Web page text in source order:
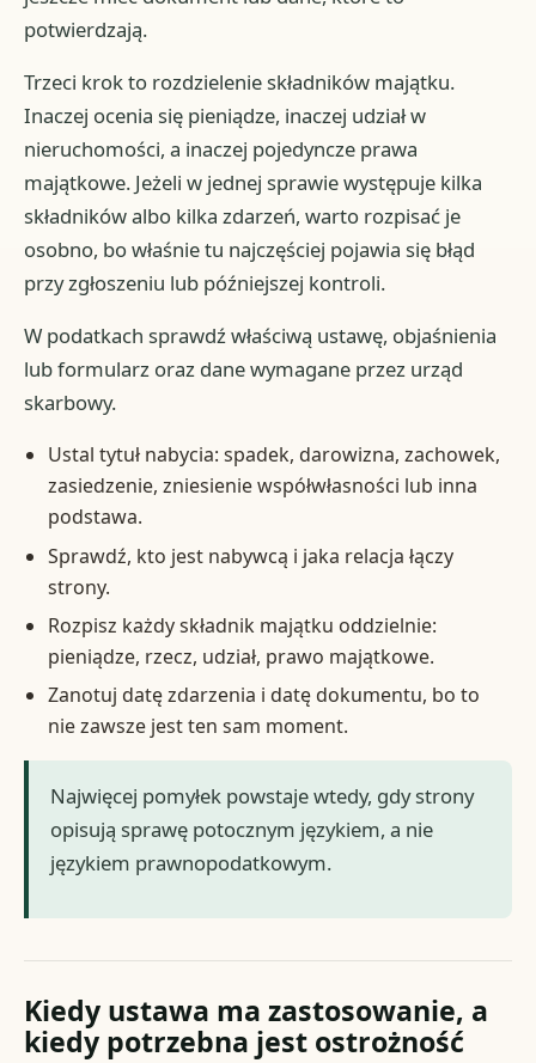
potwierdzają.
Trzeci krok to rozdzielenie składników majątku.
Inaczej ocenia się pieniądze, inaczej udział w
nieruchomości, a inaczej pojedyncze prawa
majątkowe. Jeżeli w jednej sprawie występuje kilka
składników albo kilka zdarzeń, warto rozpisać je
osobno, bo właśnie tu najczęściej pojawia się błąd
przy zgłoszeniu lub późniejszej kontroli.
W podatkach sprawdź właściwą ustawę, objaśnienia
lub formularz oraz dane wymagane przez urząd
skarbowy.
Ustal tytuł nabycia: spadek, darowizna, zachowek,
zasiedzenie, zniesienie współwłasności lub inna
podstawa.
Sprawdź, kto jest nabywcą i jaka relacja łączy
strony.
Rozpisz każdy składnik majątku oddzielnie:
pieniądze, rzecz, udział, prawo majątkowe.
Zanotuj datę zdarzenia i datę dokumentu, bo to
nie zawsze jest ten sam moment.
Najwięcej pomyłek powstaje wtedy, gdy strony
opisują sprawę potocznym językiem, a nie
językiem prawnopodatkowym.
Kiedy ustawa ma zastosowanie, a
kiedy potrzebna jest ostrożność